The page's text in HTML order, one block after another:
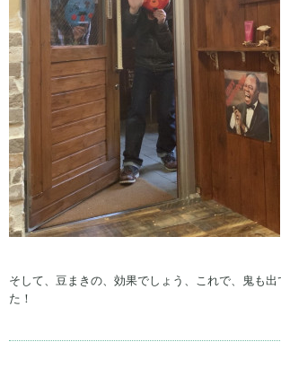
そして、豆まきの、効果でしょう、これで、鬼も出
た！